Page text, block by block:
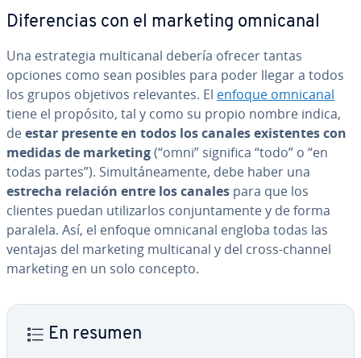
Di­fe­re­n­cias con el marketing omnicanal
Una es­tra­te­gia mu­l­ti­ca­nal debería ofrecer tantas
opciones como sean posibles para poder llegar a todos
los grupos objetivos re­le­va­n­tes. El enfoque omnicanal
tiene el propósito, tal y como su propio nombre indica,
deestar presente en todos los canales exi­s­te­n­tes con
medidas de marketing(“omni” significa “todo” o “en
todas partes”). Si­mu­l­tá­nea­me­n­te, debe haber una
estrecha relación entre los canales para que los
clientes puedan uti­li­zar­los co­n­ju­n­ta­me­n­te y de forma
paralela. Así, el enfoque omnicanal engloba todas las
ventajas del marketing mu­l­ti­ca­nal y del cross-channel
marketing en un solo concepto.
En resumen